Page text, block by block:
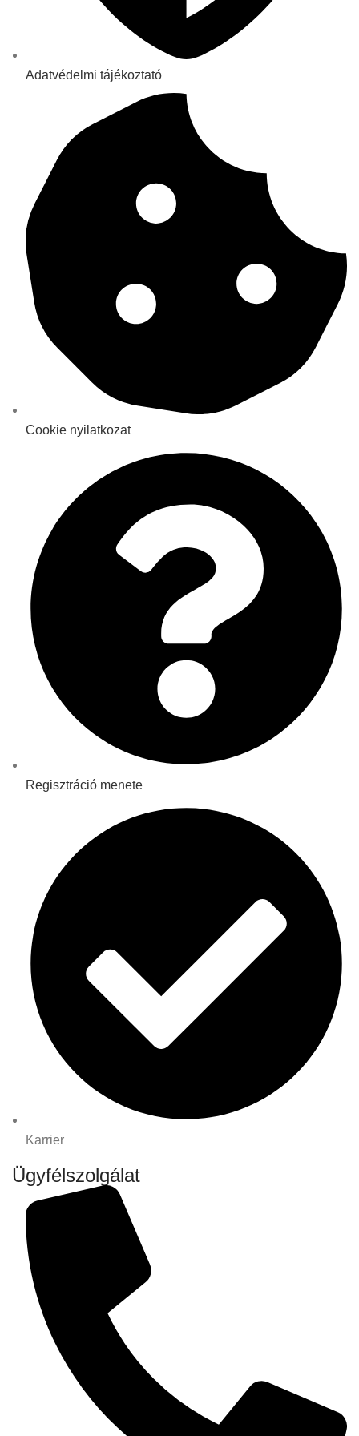
Adatvédelmi tájékoztató
Cookie nyilatkozat
Regisztráció menete
Karrier
Ügyfélszolgálat